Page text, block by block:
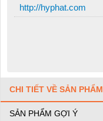
http://hyphat.com
CHI TIẾT VỀ SẢN PHẨM
SẢN PHẨM GỢI Ý